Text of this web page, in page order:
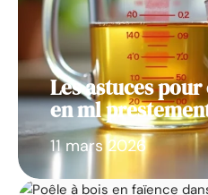
Les astuces
en ml
11 mars 2026